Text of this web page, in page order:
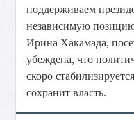
поддерживаем
независимую
Ирина Хакамада,
убеждена, что
скоро
сохранит власть.